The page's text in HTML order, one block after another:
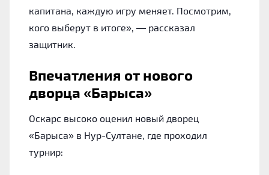
капитана, каждую игру меняет. Посмотрим,
кого выберут в итоге», — рассказал
защитник.
Впечатления от нового
дворца «Барыса»
Оскарс высоко оценил новый дворец
«Барыса» в Нур-Султане, где проходил
турнир: